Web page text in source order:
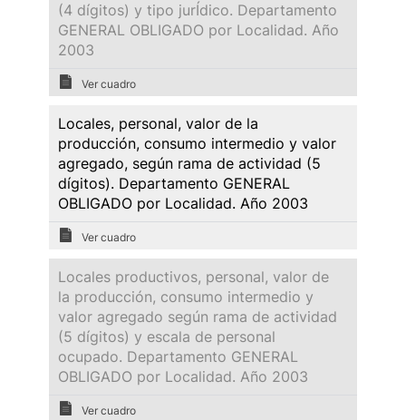
(4 dígitos) y tipo jurÍdico. Departamento
GENERAL OBLIGADO por Localidad. Año
2003
Ver cuadro
Locales, personal, valor de la
producción, consumo intermedio y valor
agregado, según rama de actividad (5
dígitos). Departamento GENERAL
OBLIGADO por Localidad. Año 2003
Ver cuadro
Locales productivos, personal, valor de
la producción, consumo intermedio y
valor agregado según rama de actividad
(5 dígitos) y escala de personal
ocupado. Departamento GENERAL
OBLIGADO por Localidad. Año 2003
Ver cuadro